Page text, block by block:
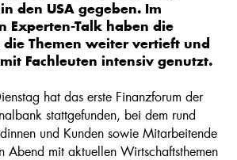
den USA gegeben. Im
Experten-Talk haben die
die Themen weiter vertieft und
Fachleuten intensiv genutzt.
hat das erste Finanzforum der
stattgefunden, bei dem rund
und Kunden sowie Mitarbeitende
Abend mit aktuellen Wirtschaftsthemen